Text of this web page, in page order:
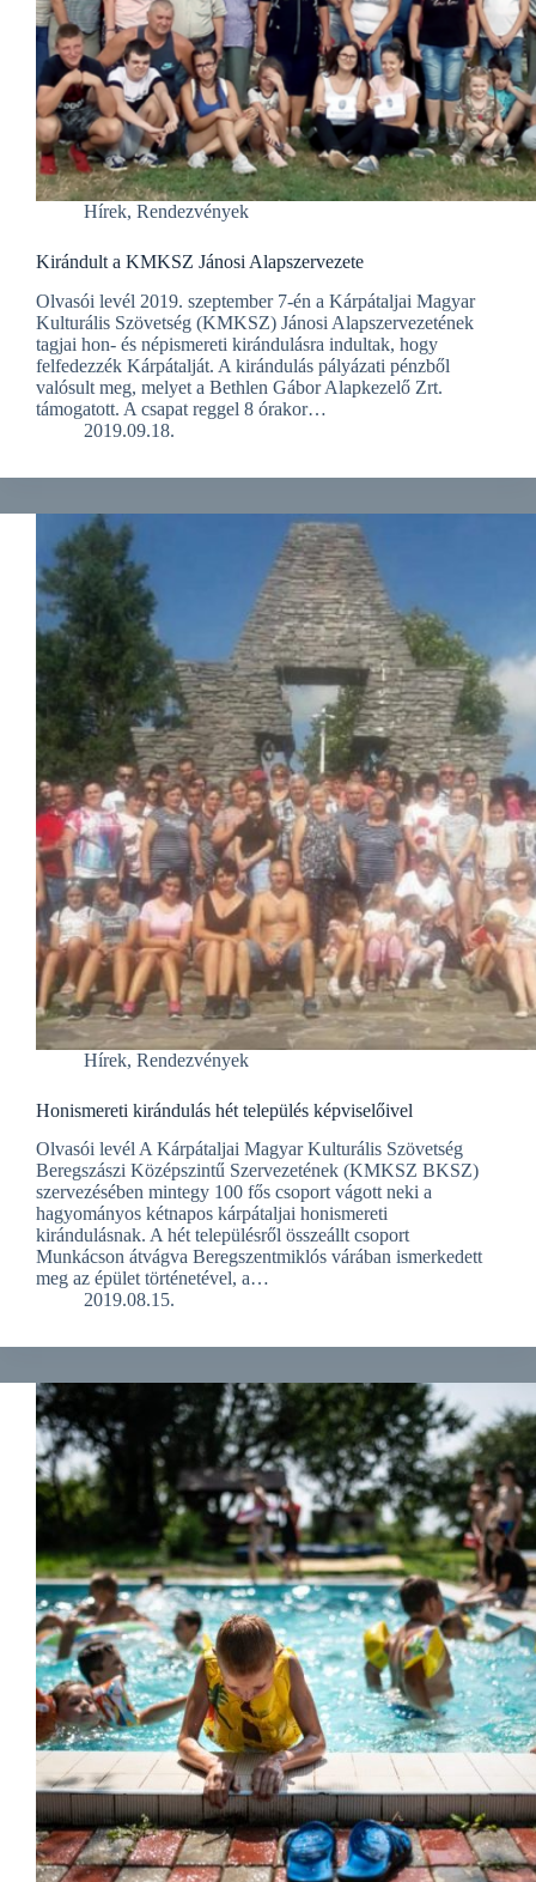
Hírek, Rendezvények
Kirándult a KMKSZ Jánosi Alapszervezete
Olvasói levél 2019. szeptember 7-én a Kárpátaljai Magyar
Kulturális Szövetség (KMKSZ) Jánosi Alapszervezetének
tagjai hon- és népismereti kirándulásra indultak, hogy
felfedezzék Kárpátalját. A kirándulás pályázati pénzből
valósult meg, melyet a Bethlen Gábor Alapkezelő Zrt.
támogatott. A csapat reggel 8 órakor…
2019.09.18.
Hírek, Rendezvények
Honismereti kirándulás hét település képviselőivel
Olvasói levél A Kárpátaljai Magyar Kulturális Szövetség
Beregszászi Középszintű Szervezetének (KMKSZ BKSZ)
szervezésében mintegy 100 fős csoport vágott neki a
hagyományos kétnapos kárpátaljai honismereti
kirándulásnak. A hét településről összeállt csoport
Munkácson átvágva Beregszentmiklós várában ismerkedett
meg az épület történetével, a…
2019.08.15.